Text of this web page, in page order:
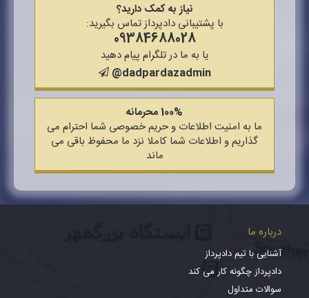
نیاز به کمک دارید؟
با پشتیبانی دادپرداز تماس بگیرید:
09384688028
یا به ما در تلگرام پیام دهید
@dadpardazadmin
100% محرمانه
ما به امنیت اطلاعات و حریم خصوصی شما احترام می
گذاریم و اطلاعات شما کاملا نزد ما محفوظ باقی می
ماند
درباره ما
آشنایی با تیم دادپرداز
دادپرداز چگونه کار می کند
سوالات متداول